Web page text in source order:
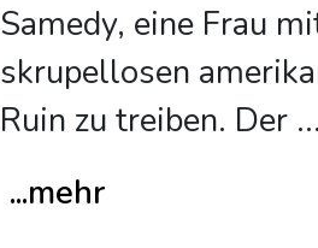
Samedy, eine Frau
skrupellosen
Ruin zu treiben. Der...
...mehr